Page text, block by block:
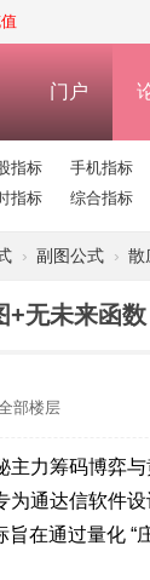
门户
指标
手机指标
指标 综合指标
› 副图公式 › 散
+无未来函数
部楼层
主力筹码博弈
为通达信软件
旨在通过量化 “